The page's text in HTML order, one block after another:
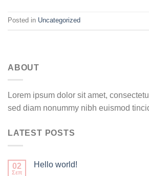
Posted in Uncategorized
ABOUT
Lorem ipsum dolor sit amet,
sed diam nonummy nibh euismod
LATEST POSTS
02
Σεπ
Hello world!